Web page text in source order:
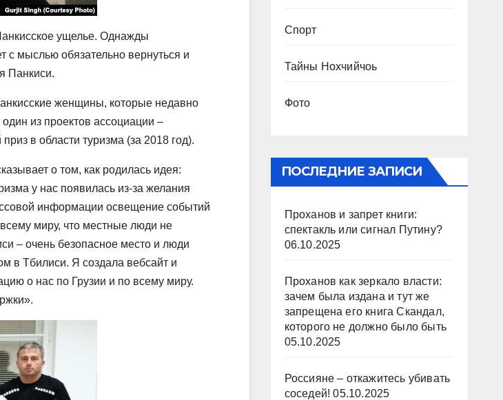
ущелье. Однажды
с мыслью обязательно вернуться и
Панкиси.
женщины, которые недавно
из проектов ассоциации –
в области туризма (за 2018 год).
о том, как родилась идея:
у нас появилась из-за желания
информации освещение событий
миру, что местные люди не
– очень безопасное место и люди
в Тбилиси. Я создала вебсайт и
о нас по Грузии и по всему миру.
Спорт
Тайны Нохчийчоь
Фото
ПОСЛЕДНИЕ ЗАПИСИ
Проханов и запрет книги:
спектакль или сигнал Путину?
06.10.2025
Проханов как зеркало власти:
зачем была издана и тут же
запрещена его книга Скандал,
которого не должно было быть
05.10.2025
Россияне – откажитесь убивать
соседей! 05.10.2025